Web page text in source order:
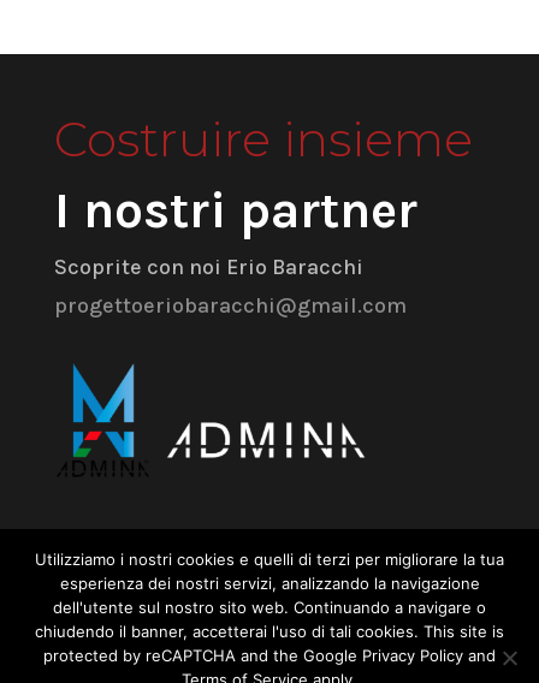
Costruire insieme
I nostri partner
Scoprite con noi Erio Baracchi
progettoeriobaracchi@gmail.com
Admina Srl
Via dell’Industria 18 – 41043 Formigine
(MO)
Utilizziamo i nostri cookies e quelli di terzi per migliorare la tua
esperienza dei nostri servizi, analizzando la navigazione
dell'utente sul nostro sito web. Continuando a navigare o
chiudendo il banner, accetterai l'uso di tali cookies. This site is
protected by reCAPTCHA and the Google Privacy Policy and